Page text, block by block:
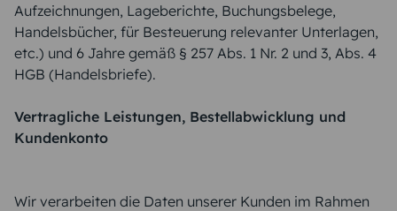
Aufzeichnungen, Lageberichte, Buchungsbelege,
Handelsbücher, für Besteuerung relevanter Unterlagen,
etc.) und 6 Jahre gemäß § 257 Abs. 1 Nr. 2 und 3, Abs. 4
HGB (Handelsbriefe).
Vertragliche Leistungen, Bestellabwicklung und
Kundenkonto
Wir verarbeiten die Daten unserer Kunden im Rahmen